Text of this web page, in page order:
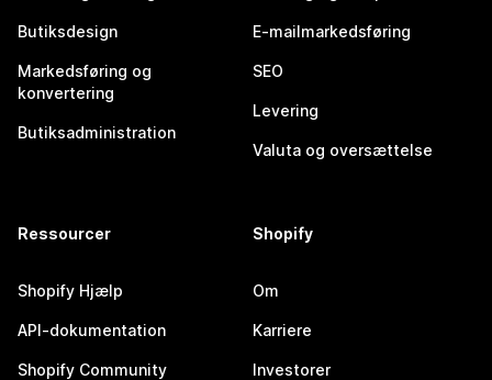
Butiksdesign
Markedsføring og
konvertering
Butiksadministration
E-mailmarkedsføring
SEO
Levering
Valuta og oversættelse
Ressourcer
Shopify Hjælp
API-dokumentation
Shopify Community
Shopify
Om
Karriere
Investorer